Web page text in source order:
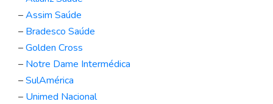
–Assim Saúde
– Bradesco Saúde
–Golden Cross
– Notre Dame Intermédica
–SulAmérica
– Unimed Nacional